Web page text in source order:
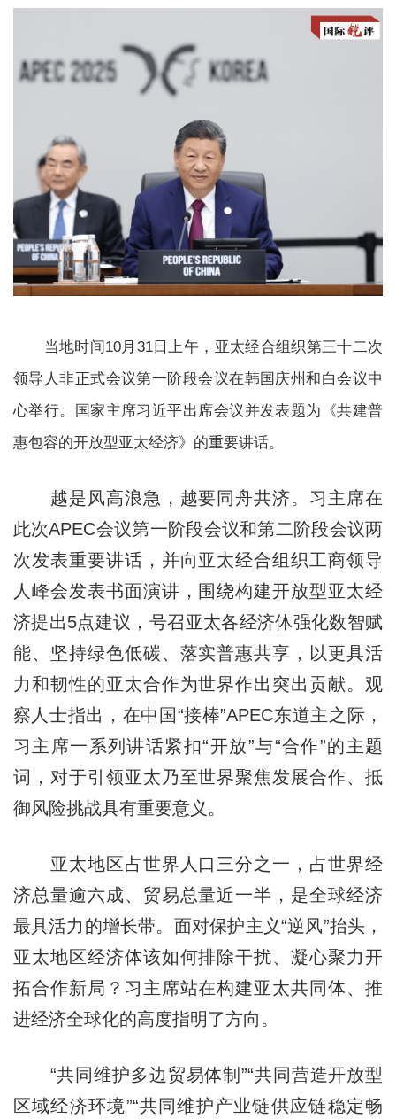
当地时间10月31日上午，亚太经合组织第三十二次
领导人非正式会议第一阶段会议在韩国庆州和白会议中
心举行。国家主席习近平出席会议并发表题为《共建普
惠包容的开放型亚太经济》的重要讲话。
越是风高浪急，越要同舟共济。习主席在
此次APEC会议第一阶段会议和第二阶段会议两
次发表重要讲话，并向亚太经合组织工商领导
人峰会发表书面演讲，围绕构建开放型亚太经
济提出5点建议，号召亚太各经济体强化数智赋
能、坚持绿色低碳、落实普惠共享，以更具活
力和韧性的亚太合作为世界作出突出贡献。观
察人士指出，在中国“接棒”APEC东道主之际，
习主席一系列讲话紧扣“开放”与“合作”的主题
词，对于引领亚太乃至世界聚焦发展合作、抵
御风险挑战具有重要意义。
亚太地区占世界人口三分之一，占世界经
济总量逾六成、贸易总量近一半，是全球经济
最具活力的增长带。面对保护主义“逆风”抬头，
亚太地区经济体该如何排除干扰、凝心聚力开
拓合作新局？习主席站在构建亚太共同体、推
进经济全球化的高度指明了方向。
“共同维护多边贸易体制”“共同营造开放型
区域经济环境”“共同维护产业链供应链稳定畅